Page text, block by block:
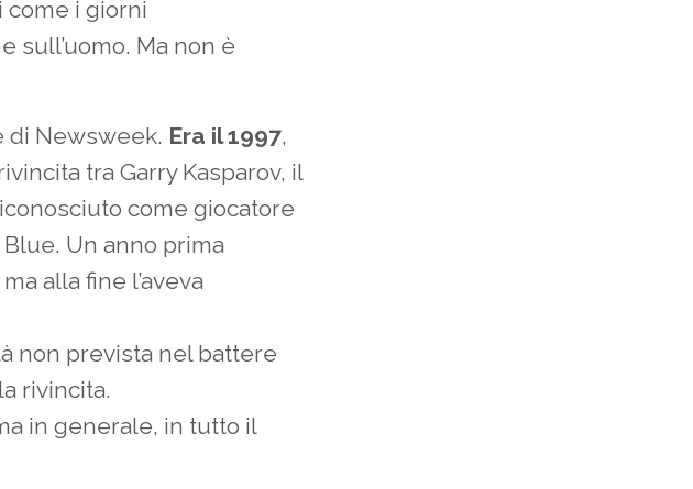
i giorni
sull’uomo. Ma non è
di Newsweek. Era il 1997,
tra Garry Kasparov, il
come giocatore
Un anno prima
alla fine l’aveva
non prevista nel battere
rivincita.
in generale, in tutto il